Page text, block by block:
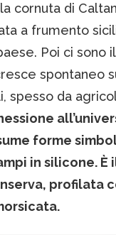
cornuta di
a frumento
Poi ci sono
spontaneo
spesso da
forme
in silicone. È
profilata